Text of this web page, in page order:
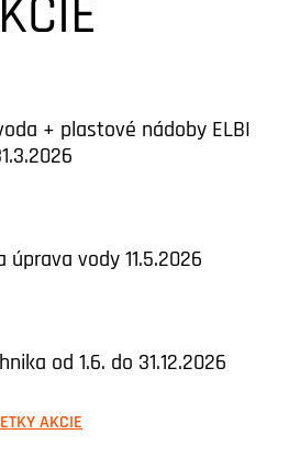
+ plastové nádoby ELBI
úprava vody 11.5.2026
od 1.6. do 31.12.2026
AKCIE